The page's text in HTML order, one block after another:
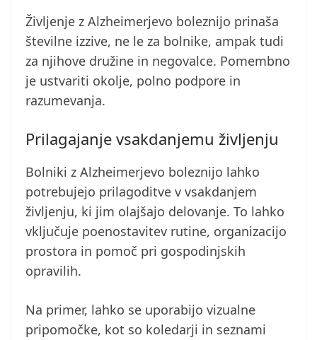
Življenje z Alzheimerjevo boleznijo prinaša
številne izzive, ne le za bolnike, ampak tudi
za njihove družine in negovalce. Pomembno
je ustvariti okolje, polno podpore in
razumevanja.
Prilagajanje vsakdanjemu življenju
Bolniki z Alzheimerjevo boleznijo lahko
potrebujejo prilagoditve v vsakdanjem
življenju, ki jim olajšajo delovanje. To lahko
vključuje poenostavitev rutine, organizacijo
prostora in pomoč pri gospodinjskih
opravilih.
Na primer, lahko se uporabijo vizualne
pripomočke, kot so koledarji in seznami